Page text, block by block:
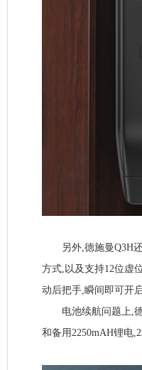
另外,德施曼Q3H还
方式,以及支持12位虚
动后把手,瞬间即可开启
电池续航问题上,德
和备用2250mAH锂电